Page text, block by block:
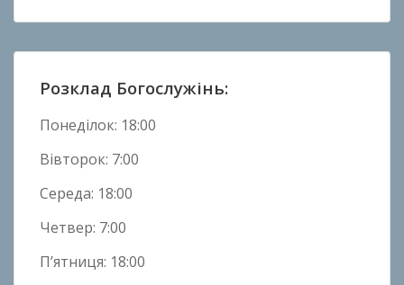
Розклад Богослужінь:
Понеділок: 18:00
Вівторок: 7:00
Середа: 18:00
Четвер: 7:00
П’ятниця: 18:00